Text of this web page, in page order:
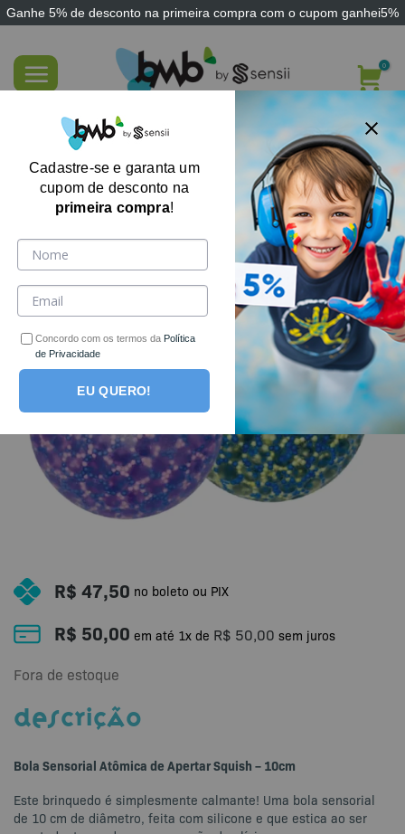
Ganhe 5% de desconto na primeira compra com o cupom ganhei5%
content
Bola Sensorial Atômica de Apertar Squish
– 10cm
R$ 47,50 no boleto ou PIX
R$ 50,00 em até 1x de R$ 50,00 sem juros
Fora de estoque
DESCRIÇÃO
Bola Sensorial Atômica de Apertar Squish – 10cm
Este brinquedo é simplesmente calmante! Uma bola sensorial
de 10 cm de diâmetro, feita com silicone e que estica ao ser
Cadastre-se e garanta um
cupom de desconto na
primeira compra!
Concordo com os termos da Política
de Privacidade
EU QUERO!